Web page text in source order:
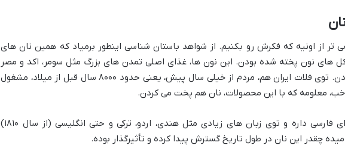
تر از اونیه که فکرش رو بکنیم. از شواهد باستان شناسی اینطور برمیاد که همین نان های
های نون پخته شده بودن. این نون ها، غذای اصلی تمدن های بزرگ مثل سومر، اکد و مصر
باستان رو تشکیل می دادن. توی فلات ایران هم، مردم از خیلی سال پیش، یعنی حدود ۸۰۰۰ سال قبل از میلاد، مشغول
معلومه که با این محصولات، نان هم پخت می کردن.
خودش، ریشه ای فارسی داره و توی زبان های زیادی مثل هندی، اردو، ترکی و حتی انگلیسی (از سال ۱۸۱۰)
چقدر این نان در طول تاریخ گسترش پیدا کرده و تأثیرگذار بوده.